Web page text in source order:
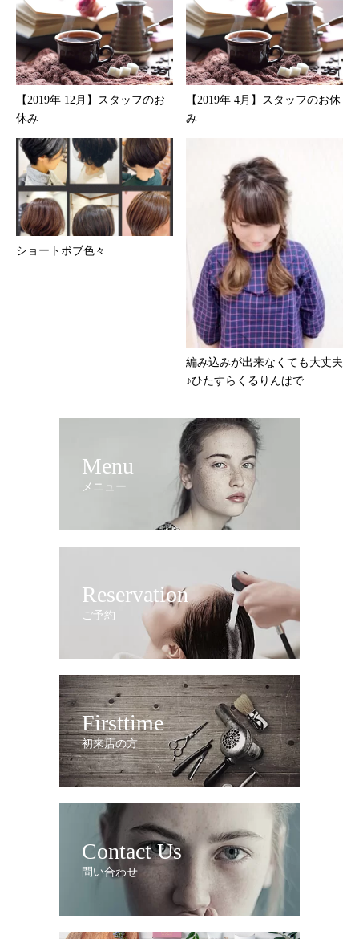
【2019年 12月】スタッフのお
休み
【2019年 4月】スタッフのお休
み
ショートボブ色々
編み込みが出来なくても大丈夫
♪ひたすらくるりんぱで...
Menu
メニュー
Reservation
ご予約
Firsttime
初来店の方
Contact Us
問い合わせ